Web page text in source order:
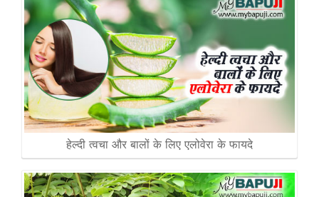
हेल्दी त्वचा और बालों के लिए एलोवेरा के फायदे